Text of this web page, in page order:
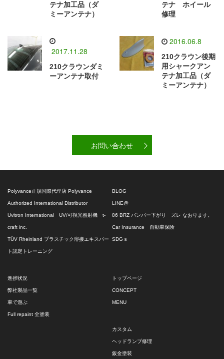
テナ加工品（ダ
ミーアンテナ）
テナ ホイール
修理
2017.11.28
210クラウンダミ
ーアンテナ取付
2016.06.8
210クラウン後期
用シャークアン
テナ加工品（ダ
ミーアンテナ）
お問い合わせ
Polyvance正規国際代理店 Polyvance
Authorized International Distributor
Uvitron International UV/可視光照射機 t-
craft inc.
TÜV Rheinland プラスチック溶接エキスパー
ト認定トレーニング
BLOG
LINE@
86 BRZ バンパー下がり ズレ なおります。
Car Insurance 自動車保険
SDGｓ
進捗状況
弊社製品一覧
車で遊ぶ
Full repaint 全塗装
トップページ
CONCEPT
MENU
カスタム
ヘッドランプ修理
鈑金塗装